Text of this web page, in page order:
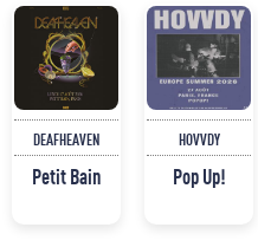
DEAFHEAVEN
Petit Bain
HOVVDY
Pop Up!